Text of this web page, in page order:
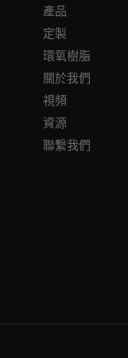
產品
定製
環氧樹脂
關於我們
視頻
資源
聯繫我們